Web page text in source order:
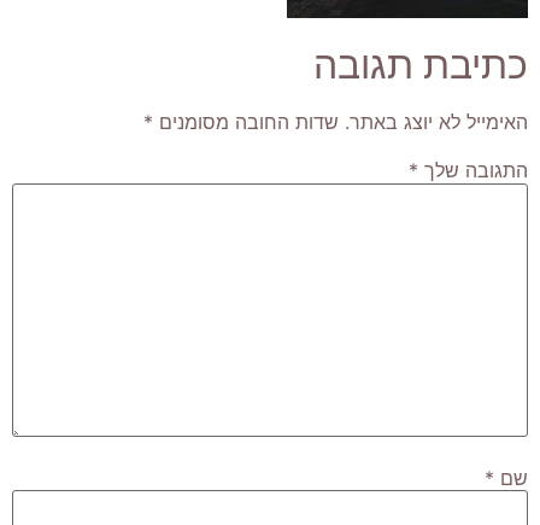
כתיבת תגובה
האימייל לא יוצג באתר. שדות החובה מסומנים *
התגובה שלך *
שם *